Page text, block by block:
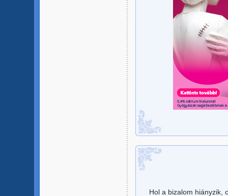
Hol a bizalom hiányzik,